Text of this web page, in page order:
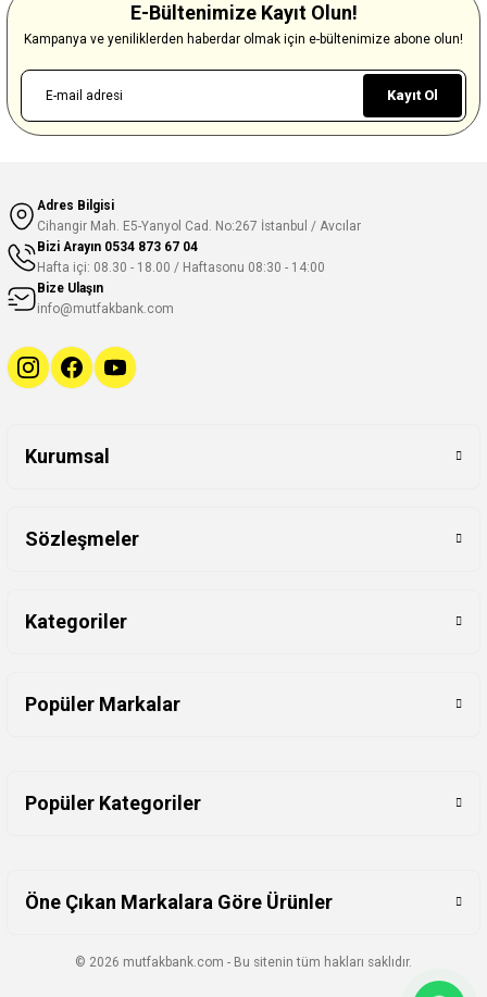
E-Bültenimize Kayıt Olun!
Kampanya ve yeniliklerden haberdar olmak için e-bültenimize abone olun!
Kayıt Ol
Adres Bilgisi
Cihangir Mah. E5-Yanyol Cad. No:267 İstanbul / Avcılar
Bizi Arayın 0534 873 67 04
Hafta içi: 08.30 - 18.00 / Haftasonu 08:30 - 14:00
Bize Ulaşın
info@mutfakbank.com
Kurumsal
Sözleşmeler
Kategoriler
Popüler Markalar
Popüler Kategoriler
Öne Çıkan Markalara Göre Ürünler
© 2026 mutfakbank.com - Bu sitenin tüm hakları saklıdır.